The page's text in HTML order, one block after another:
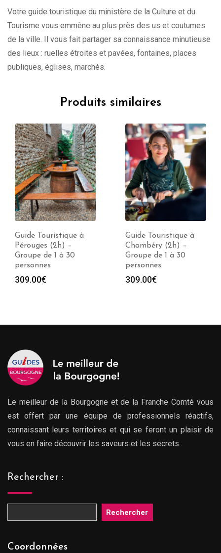
Votre guide touristique du ministère de la Culture et du
Tourisme vous emmène au plus près des us et coutumes
de la ville. Il vous fait partager sa connaissance minutieuse
des lieux : ruelles étroites et pavées, fontaines, places
publiques, églises, marchés.
Produits similaires
Guide Touristique à
Pérouges (2h) –
Groupe de 1 à 30
personnes
309.00€
Guide Touristique à
Chambéry (2h) –
Groupe de 1 à 30
personnes
309.00€
Le meilleur de la Bourgogne et de la Franche Comté vous
est offert par une équipe de professionnels réactifs,
connaissant leurs territoires et qui se feront un plaisir de
vous en faire découvrir les saveurs et les secrets.
Rechercher :
Rechercher
Coordonnées